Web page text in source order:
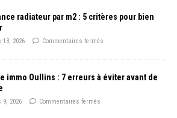
radiateur par m2 : 5 critères pour bien
13, 2026 Commentaires fermés
immo Oullins : 7 erreurs à éviter avant de
9, 2026 Commentaires fermés